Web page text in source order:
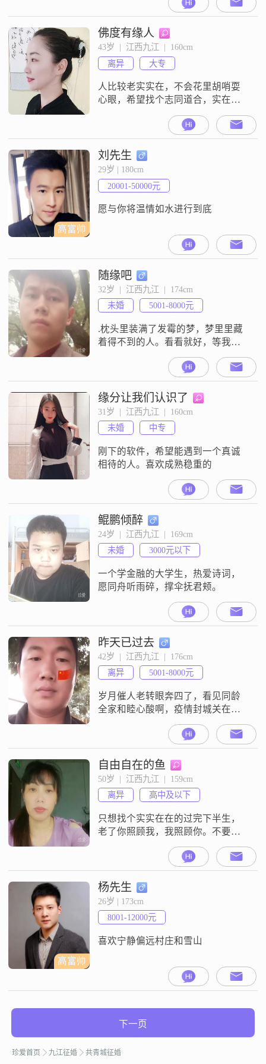
佛度有缘人
43岁  |  江西九江  |  160cm
离异
大专
人比较老实实在，不会花里胡哨耍
心眼，希望找个志同道合，实在的
高富帅
刘先生
29岁 | 180cm
20001-50000元
愿与你将温情如水进行到底
随缘吧
32岁  |  江西九江  |  174cm
未婚
5001-8000元
.枕头里装满了发霉的梦，梦里里藏
着得不到的人。看看就好，等我有
了全部的物质再去娶你可好？
缘分让我们认识了
31岁  |  江西九江  |  160cm
未婚
中专
刚下的软件，希望能遇到一个真诚
相待的人。喜欢成熟稳重的
鲲鹏倾醉
24岁  |  江西九江  |  169cm
未婚
3000元以下
一个学金融的大学生，热爱诗词，
愿同舟听雨碎，撑伞抚君颊。
昨天已过去
42岁  |  江西九江  |  176cm
离异
5001-8000元
岁月催人老转眼奔四了，看见同龄
全家和睦心酸啊，疫情封城关在家
深感孤独，寻真诚过日子的那么难
自由自在的鱼
50岁  |  江西九江  |  159cm
离异
高中及以下
只想找个实实在在的过完下半生，
老了你照顾我，我照顾你。不要计
高富帅
杨先生
26岁 | 173cm
8001-12000元
喜欢宁静偏远村庄和雪山
下一页
珍爱首页 九江征婚 共青城征婚